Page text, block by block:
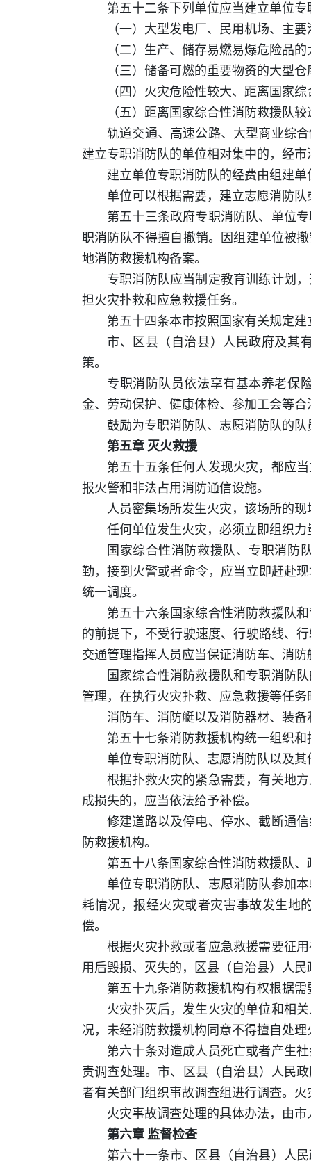
第五十二条下列单位应当建立单位专
（一）大型发电厂、民用机场、主
（二）生产、储存易燃易爆危险品
（三）储备可燃的重要物资的大型
（四）火灾危险性较大、距离国家
（五）距离国家综合性消防救援队
轨道交通、高速公路、大型商业综
建立专职消防队的单位相对集中的，经
建立单位专职消防队的经费由组建单
单位可以根据需要，建立志愿消防
第五十三条政府专职消防队、单位
职消防队不得擅自撤销。因组建单位被
地消防救援机构备案。
专职消防队应当制定教育训练计划
担火灾扑救和应急救援任务。
第五十四条本市按照国家有关规定
市、区县（自治县）人民政府及其
策。
专职消防队员依法享有基本养老保
金、劳动保护、健康体检、参加工会等合
鼓励为专职消防队、志愿消防队的
第五章 灭火救援
第五十五条任何人发现火灾，都应
报火警和非法占用消防通信设施。
人员密集场所发生火灾，该场所的
任何单位发生火灾，必须立即组织
国家综合性消防救援队、专职消防
勤，接到火警或者命令，应当立即赶赴
统一调度。
第五十六条国家综合性消防救援队
的前提下，不受行驶速度、行驶路线、
交通管理指挥人员应当保证消防车、消
国家综合性消防救援队和专职消防
管理，在执行火灾扑救、应急救援等任
消防车、消防艇以及消防器材、装
第五十七条消防救援机构统一组织
单位专职消防队、志愿消防队以及
根据扑救火灾的紧急需要，有关地
成损失的，应当依法给予补偿。
修建道路以及停电、停水、截断通
防救援机构。
第五十八条国家综合性消防救援队
单位专职消防队、志愿消防队参加
耗情况，报经火灾或者灾害事故发生地
偿。
根据火灾扑救或者应急救援需要征
用后毁损、灭失的，区县（自治县）人
第五十九条消防救援机构有权根据
火灾扑灭后，发生火灾的单位和相
况，未经消防救援机构同意不得擅自处理
第六十条对造成人员死亡或者产生
责调查处理。市、区县（自治县）人民
者有关部门组织事故调查组进行调查。
火灾事故调查处理的具体办法，由
第六章 监督检查
第六十一条市、区县（自治县）人